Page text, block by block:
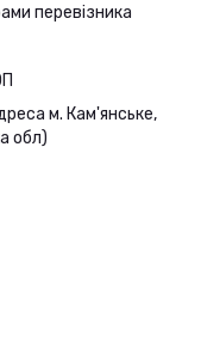
перевізника
м. Кам'янське,
обл)